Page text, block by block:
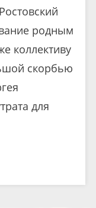
родным
коллективу
скорбью
для